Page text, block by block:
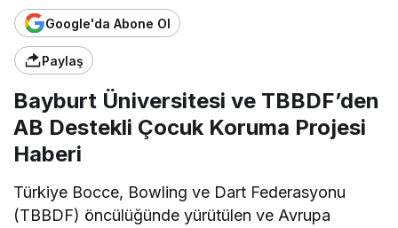
Google'da Abone Ol
Paylaş
Bayburt Üniversitesi ve TBBDF’den
AB Destekli Çocuk Koruma Projesi
Haberi
Türkiye Bocce, Bowling ve Dart Federasyonu
(TBBDF) öncülüğünde yürütülen ve Avrupa